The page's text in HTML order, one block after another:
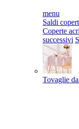
menu
Saldi
Coperte
successivi
Tovaglie